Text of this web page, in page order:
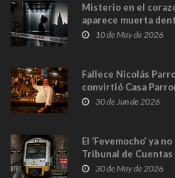
Misterio en el
aparece muerta
y las cámaras
10 de May de 2026
Fallece Nicolás
convirtió Casa
en Madrid
30 de Jun de 2026
El ‘Fevemocho’ ya
Tribunal de
sobrecoste de los
30 de May de 2026